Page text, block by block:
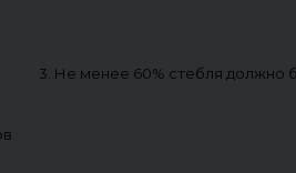
3. Не менее 60% стебля должно